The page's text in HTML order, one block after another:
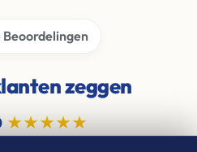
Beoordelingen
zeggen
★★★★★